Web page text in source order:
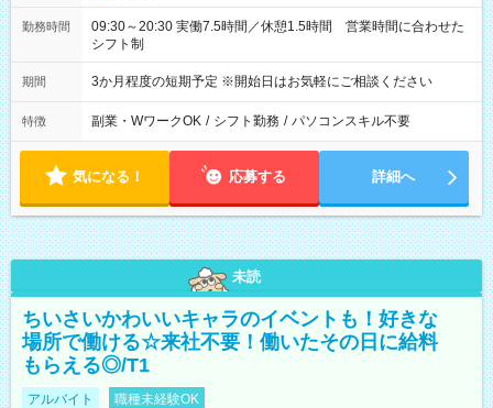
勤務時間
09:30～20:30 実働7.5時間／休憩1.5時間 営業時間に合わせた
シフト制
期間 3か月程度の短期予定 ※開始日はお気軽にご相談ください
特徴 副業・WワークOK / シフト勤務 / パソコンスキル不要
気になる！ 応募する 詳細へ
未読
ちいさいかわいいキャラのイベントも！好きな
場所で働ける☆来社不要！働いたその日に給料
もらえる◎/T1
アルバイト 職種未経験OK